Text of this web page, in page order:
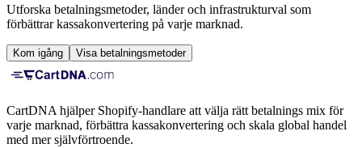
Utforska betalningsmetoder, länder och infrastrukturval som
förbättrar kassakonvertering på varje marknad.
Kom igång Visa betalningsmetoder
CartDNA hjälper Shopify-handlare att välja rätt betalnings mix för
varje marknad, förbättra kassakonvertering och skala global handel
med mer självförtroende.